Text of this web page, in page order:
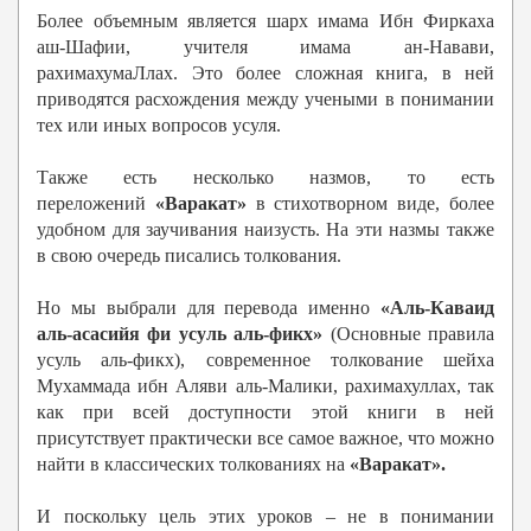
Более объемным является шарх имама Ибн Фиркаха
аш-Шафии, учителя имама ан-Навави,
рахимахумаЛлах. Это более сложная книга, в ней
приводятся расхождения между учеными в понимании
тех или иных вопросов усуля.
Также есть несколько назмов, то есть
переложений «Варакат» в стихотворном виде, более
удобном для заучивания наизусть. На эти назмы также
в свою очередь писались толкования.
Но мы выбрали для перевода именно «Аль-Каваид
аль-асасийя фи усуль аль-фикх» (Основные правила
усуль аль-фикх), современное толкование шейха
Мухаммада ибн Аляви аль-Малики, рахимахуллах, так
как при всей доступности этой книги в ней
присутствует практически все самое важное, что можно
найти в классических толкованиях на «Варакат».
И поскольку цель этих уроков – не в понимании